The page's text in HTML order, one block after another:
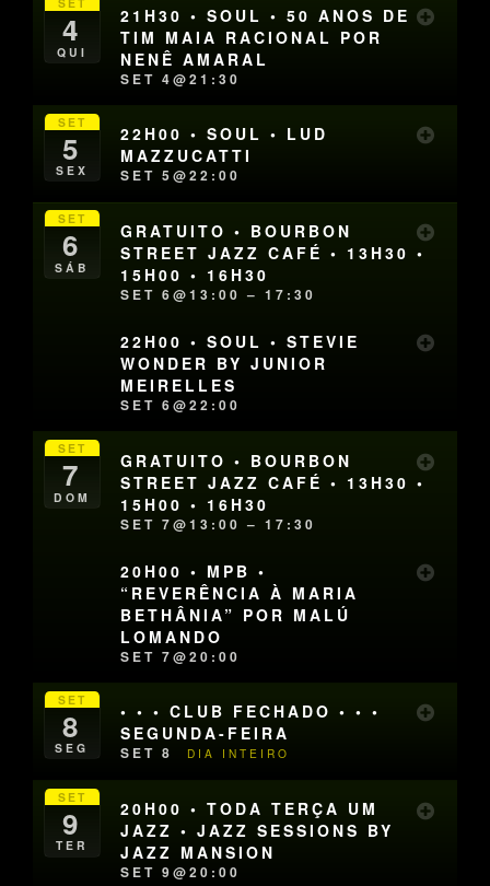
4
QUI
21H30 • SOUL • 50 ANOS DE
TIM MAIA RACIONAL POR
NENÊ AMARAL
SET 4@21:30
SET
5
SEX
22H00 • SOUL • LUD
MAZZUCATTI
SET 5@22:00
SET
6
SÁB
GRATUITO • BOURBON
STREET JAZZ CAFÉ • 13H30 •
15H00 • 16H30
SET 6@13:00 – 17:30
22H00 • SOUL • STEVIE
WONDER BY JUNIOR
MEIRELLES
SET 6@22:00
SET
7
DOM
GRATUITO • BOURBON
STREET JAZZ CAFÉ • 13H30 •
15H00 • 16H30
SET 7@13:00 – 17:30
20H00 • MPB •
“REVERÊNCIA À MARIA
BETHÂNIA” POR MALÚ
LOMANDO
SET 7@20:00
SET
8
SEG
• • • CLUB FECHADO • • •
SEGUNDA-FEIRA
SET 8 DIA INTEIRO
SET
9
TER
20H00 • TODA TERÇA UM
JAZZ • JAZZ SESSIONS BY
JAZZ MANSION
SET 9@20:00